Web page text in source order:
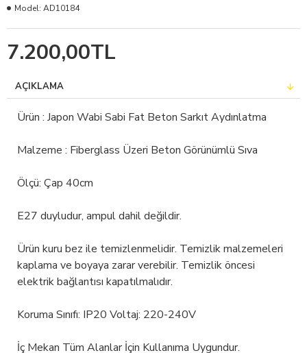
7.200,00TL
Model: AD10184
AÇIKLAMA
Ürün : Japon Wabi Sabi Fat Beton Sarkıt Aydınlatma
Malzeme : Fiberglass Üzeri Beton Görünümlü Sıva
Ölçü: Çap 40cm
E27 duyludur, ampul dahil değildir.
Ürün kuru bez ile temizlenmelidir. Temizlik malzemeleri
kaplama ve boyaya zarar verebilir. Temizlik öncesi
elektrik bağlantısı kapatılmalıdır.
Koruma Sınıfı: IP20 Voltaj: 220-240V
İç Mekan Tüm Alanlar İçin Kullanıma Uygundur.